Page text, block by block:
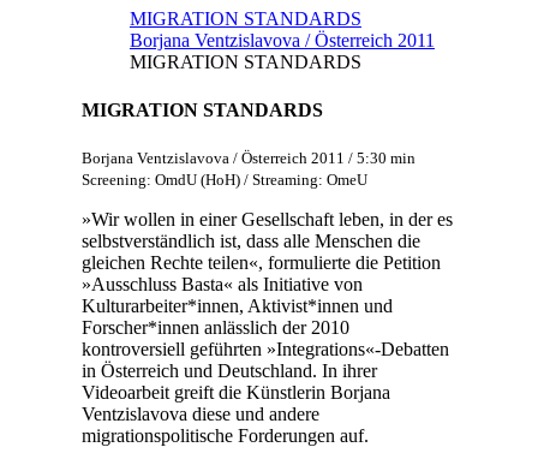
MIGRATION STANDARDS
Borjana Ventzislavova / Österreich 2011
MIGRATION STANDARDS
MIGRATION STANDARDS
Borjana Ventzislavova / Österreich 2011 / 5:30 min
Screening: OmdU (HoH) / Streaming: OmeU
»Wir wollen in einer Gesellschaft leben, in der es
selbstverständlich ist, dass alle Menschen die
gleichen Rechte teilen«, formulierte die Petition
»Ausschluss Basta« als Initiative von
Kulturarbeiter*innen, Aktivist*innen und
Forscher*innen anlässlich der 2010
kontroversiell geführten »Integrations«-Debatten
in Österreich und Deutschland. In ihrer
Videoarbeit greift die Künstlerin Borjana
Ventzislavova diese und andere
migrationspolitische Forderungen auf.